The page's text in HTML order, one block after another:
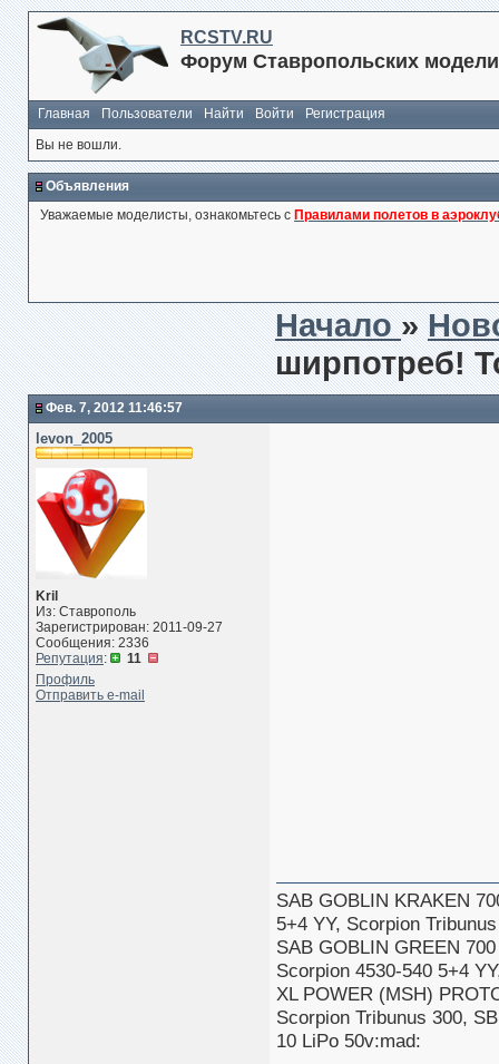
RCSTV.RU
Форум Ставропольских
Главная Пользователи Найти Войти
Регистрация
Вы не вошли.
Объявления
Уважаемые моделисты, ознакомьтесь с Правилами полетов в
Начало»
ширпотреб!
Фев. 7, 2012 11:46:57
levon_2005
Kril
Из: Ставрополь
Зарегистрирован: 2011-09-27
Сообщения: 2336
Репутация:
11
Профиль
Отправить e-mail
SAB GOBLIN KRAKEN
5+4 YY, Scorpion
SAB GOBLIN GREEN
Scorpion 4530-540 5+4
XL POWER (MSH)
Scorpion Tribunus 300,
10 LiPo 50v:mad: